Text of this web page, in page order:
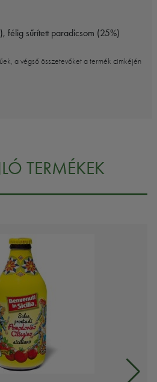
félig sűrített paradicsom (25%)
a végső összetevőket a termék cimkéjén
TERMÉKEK